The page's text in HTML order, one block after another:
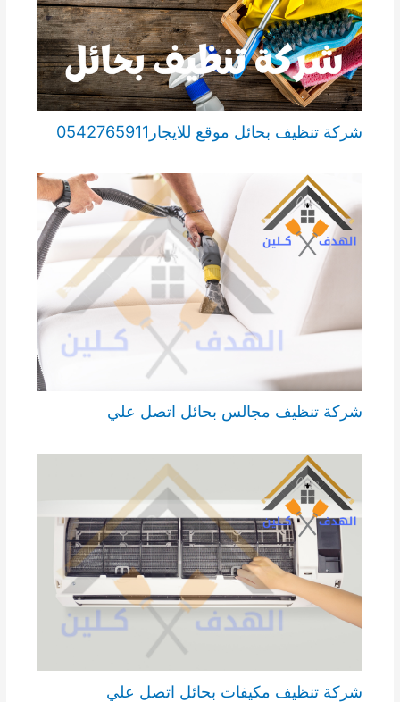
شركة تنظيف بحائل موقع للايجار0542765911
شركة تنظيف مجالس بحائل اتصل علي
شركة تنظيف مكيفات بحائل اتصل علي